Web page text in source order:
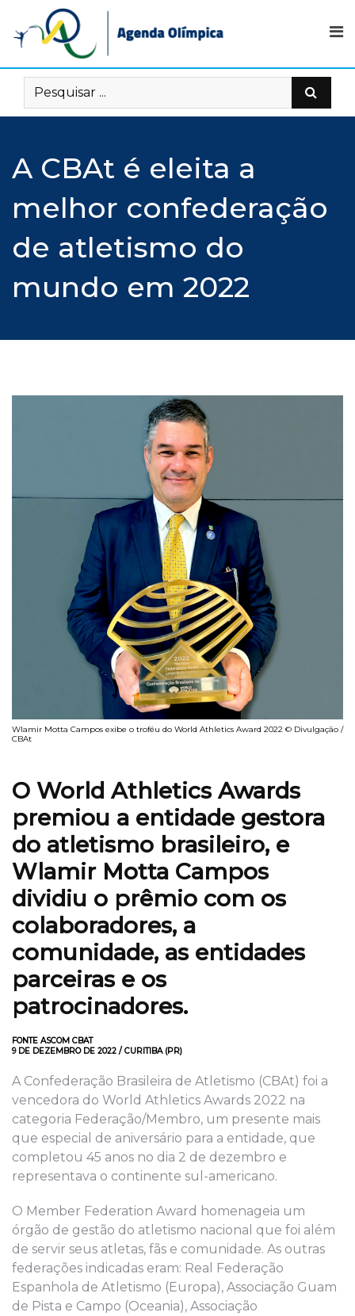
content
A CBAt é eleita a
melhor confederação
de atletismo do
mundo em 2022
Wlamir Motta Campos exibe o troféu do World Athletics Award 2022 © Divulgação /
CBAt
O World Athletics Awards
premiou a entidade gestora
do atletismo brasileiro, e
Wlamir Motta Campos
dividiu o prêmio com os
colaboradores, a
comunidade, as entidades
parceiras e os
patrocinadores.
FONTE ASCOM CBAT
9 DE DEZEMBRO DE 2022 / CURITIBA (PR)
A Confederação Brasileira de Atletismo (CBAt) foi a
vencedora do World Athletics Awards 2022 na
categoria Federação/Membro, um presente mais
que especial de aniversário para a entidade, que
completou 45 anos no dia 2 de dezembro e
representava o continente sul-americano.
O Member Federation Award homenageia um
órgão de gestão do atletismo nacional que foi além
de servir seus atletas, fãs e comunidade. As outras
federações indicadas eram: Real Federação
Espanhola de Atletismo (Europa), Associação Guam
de Pista e Campo (Oceania), Associação